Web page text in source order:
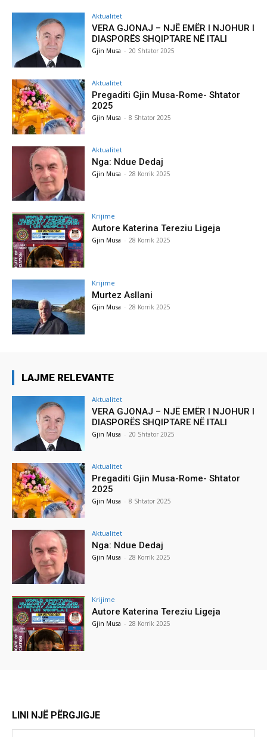
Aktualitet
VERA GJONAJ – NJË EMËR I NJOHUR I
DIASPORËS SHQIPTARE NË ITALI
Gjin Musa - 20 Shtator 2025
Aktualitet
Pregaditi Gjin Musa-Rome- Shtator
2025
Gjin Musa - 8 Shtator 2025
Aktualitet
Nga: Ndue Dedaj
Gjin Musa - 28 Korrik 2025
Krijime
Autore Katerina Tereziu Ligeja
Gjin Musa - 28 Korrik 2025
Krijime
Murtez Asllani
Gjin Musa - 28 Korrik 2025
LAJME RELEVANTE
Aktualitet
VERA GJONAJ – NJË EMËR I NJOHUR I
DIASPORËS SHQIPTARE NË ITALI
Gjin Musa - 20 Shtator 2025
Aktualitet
Pregaditi Gjin Musa-Rome- Shtator
2025
Gjin Musa - 8 Shtator 2025
Aktualitet
Nga: Ndue Dedaj
Gjin Musa - 28 Korrik 2025
Krijime
Autore Katerina Tereziu Ligeja
Gjin Musa - 28 Korrik 2025
LINI NJË PËRGJIGJE